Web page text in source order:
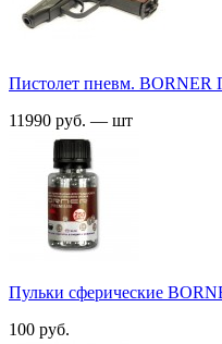
Пистолет пневм.
11990 руб. — шт
Пульки сферические
100 руб.